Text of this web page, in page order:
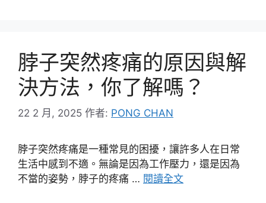
脖子突然疼痛的原因與解
決方法，你了解嗎？
22 2 月, 2025 作者: PONG CHAN
脖子突然疼痛是一種常見的困擾，讓許多人在日常
生活中感到不適。無論是因為工作壓力，還是因為
不當的姿勢，脖子的疼痛 … 閱讀全文